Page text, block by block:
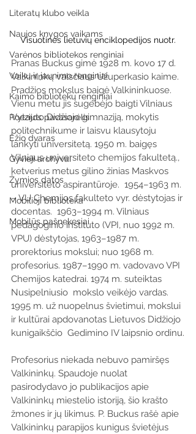
Literatų klubo veikla
Naujos knygos vaikams
Varėnos bibliotekos renginiai
Vaikų ir jaunimo renginiai
Kaimo bibliotekų renginiai
Poezijos pavasarėlis
Ežio dvaras
Gyvieji archyvai
Žymios datos
Mobilioji biblioteka
Mobilūs pašnekesiai
Visuotinės lietuvių enciklopedijos nuotr.
Pranas Buckus gimė 1928 m. kovo 17 d.
Valkininkų valsčiaus Užuperkasio kaime.
Pradžios mokslus baigė Valkininkuose.
Vienu metu jis sugebėjo baigti Vilniaus
Vytauto Didžiojo gimnaziją, mokytis
politechnikume ir laisvu klausytoju
lankyti universitetą. 1950 m. baigęs
Vilniaus universiteto chemijos fakultetą.,
ketverius metus gilino žinias Maskvos
universiteto aspirantūroje.  1954–1963 m.
– VU Chemijos fakulteto vyr. dėstytojas ir
docentas.  1963–1994 m. Vilniaus
pedagoginio instituto (VPI, nuo 1992 m.
VPU) dėstytojas, 1963–1987 m.
prorektorius mokslui; nuo 1968 m.
profesorius. 1987–1990 m. vadovavo VPI
Chemijos katedrai. 1974 m. suteiktas
Nusipelniusio  mokslo veikėjo vardas.
1995 m. už nuopelnus švietimui, mokslui
ir kultūrai apdovanotas Lietuvos Didžiojo
kunigaikščio  Gedimino IV laipsnio ordinu.
Profesorius niekada nebuvo pamiršęs
Valkininkų. Spaudoje nuolat
pasirodydavo jo publikacijos apie
Valkininkų miestelio istoriją, šio krašto
žmones ir jų likimus. P. Buckus rašė apie
Valkininkų parapijos kunigus švietėjus